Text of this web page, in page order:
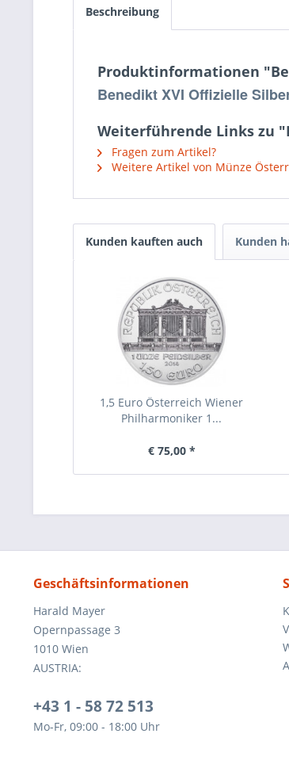
Beschreibung
Produktinformationen
Benedikt XVI Offizielle
Weiterführende Links zu
Fragen zum Artikel?
Weitere Artikel von Münze
Kunden kauften auch Kunden
1,5 Euro Österreich Wiener
Philharmoniker 1...
€ 75,00 *
Geschäftsinformationen
Harald Mayer
Opernpassage 3
1010 Wien
AUSTRIA:
+43 1 - 58 72 513
Mo-Fr, 09:00 - 18:00 Uhr